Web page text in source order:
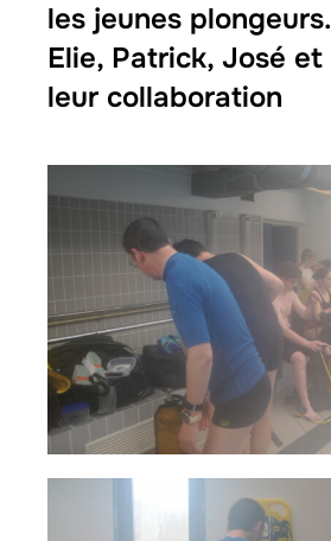
les jeunes
Elie, Patrick, José et
leur collaboration